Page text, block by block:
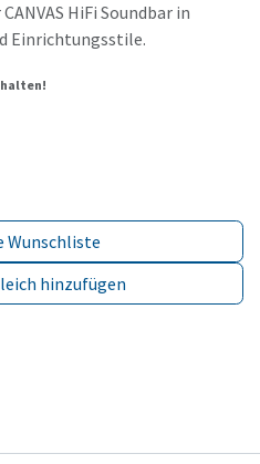
HiFi Soundbar in
Einrichtungsstile.
hinzufügen
Wunschliste